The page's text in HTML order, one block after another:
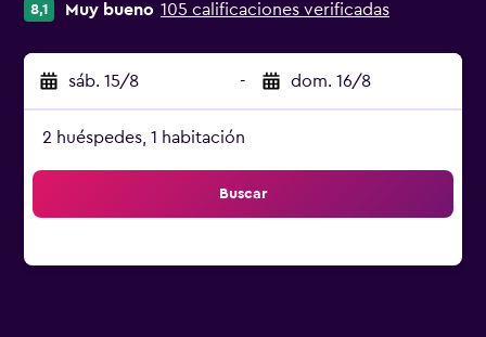
8,1 Muy bueno 105 calificaciones verificadas
sáb. 15/8 - dom. 16/8
2 huéspedes, 1 habitación
Buscar